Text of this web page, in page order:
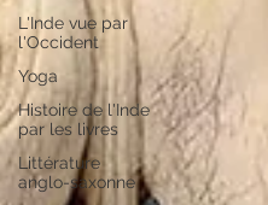
L'Inde vue par
l'Occident
Yoga
Histoire de l'Inde
par les livres
Littérature
anglo-saxonne